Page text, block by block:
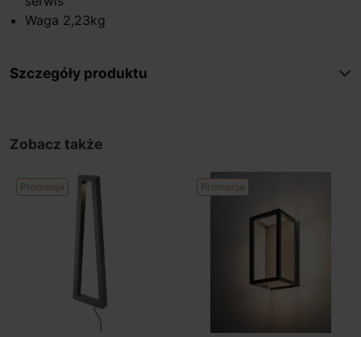
Waga 2,23kg
Szczegóły produktu
Zobacz także
Promocja Promocja